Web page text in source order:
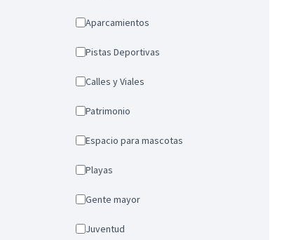
Aparcamientos
Pistas Deportivas
Calles y Viales
Patrimonio
Espacio para mascotas
Playas
Gente mayor
Juventud